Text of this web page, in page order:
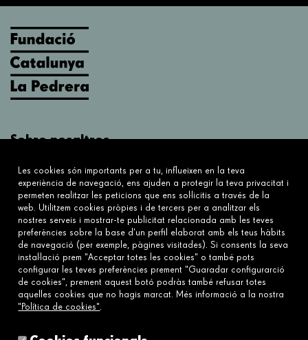
Sobre nosaltres
Sobre nosaltres
Connecta
Contacta'ns
Preguntes freqüents
Enllaços
Política de cookies
Les cookies són importants per a tu, influeixen en la teva
experiència de navegació, ens ajuden a protegir la teva privacitat i
permeten realitzar les peticions que ens sol·licitis a través de la
web. Utilitzem cookies pròpies i de tercers per a analitzar els
nostres serveis i mostrar-te publicitat relacionada amb les teves
preferències sobre la base d’un perfil elaborat amb els teus hàbits
de navegació (per exemple, pàgines visitades). Si consents la seva
instal·lació prem "Acceptar totes les cookies" o també pots
configurar les teves preferències prement "Guaradar configurarció
de cookies", prement aquest botó podràs també refusar totes
aquelles cookies que no hagis marcat. Més informació a la nostra
"Política de cookies".